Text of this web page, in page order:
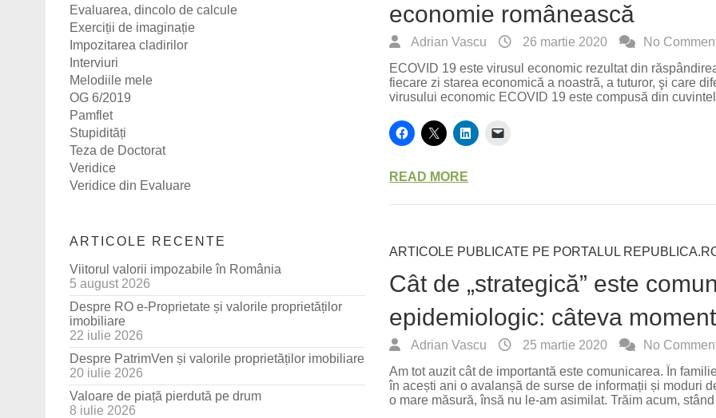
economie românească
Adrian Vascu 26 martie 2020
No
ECOVID 19 este virusul economic rezultat din
fiecare zi starea economică a noastră, a tuturor, şi care
virusului economic ECOVID 19 este compusă din
READ MORE
ARTICOLE PUBLICATE PE PORTALUL
Cât de „strategică” este
epidemiologic: câteva
Adrian Vascu 25 martie 2020
No
Am tot auzit cât de importantă este comunicarea. În
în acești ani o avalanșă de surse de informații și moduri
o mare măsură, însă nu le-am asimilat. Trăim acum,
Evaluarea, dincolo de calcule
Exerciții de imaginație
Impozitarea cladirilor
Interviuri
Melodiile mele
OG 6/2019
Pamflet
Stupidități
Teza de Doctorat
Veridice
Veridice din Evaluare
ARTICOLE RECENTE
Viitorul valorii impozabile în România
5 august 2026
Despre RO e-Proprietate și valorile proprietăților
imobiliare
22 iulie 2026
Despre PatrimVen și valorile proprietăților imobiliare
20 iulie 2026
Valoare de piață pierdută pe drum
8 iulie 2026